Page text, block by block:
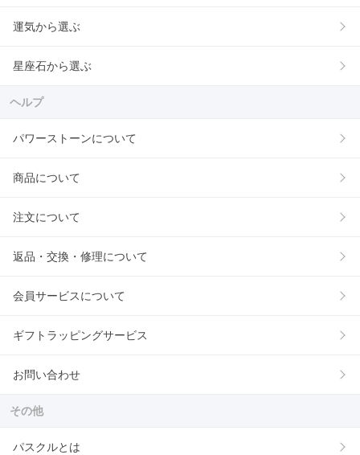
運気から選ぶ
星座石から選ぶ
ヘルプ
パワーストーンについて
商品について
注文について
返品・交換・修理について
会員サービスについて
ギフトラッピングサービス
お問い合わせ
その他
パスクルとは